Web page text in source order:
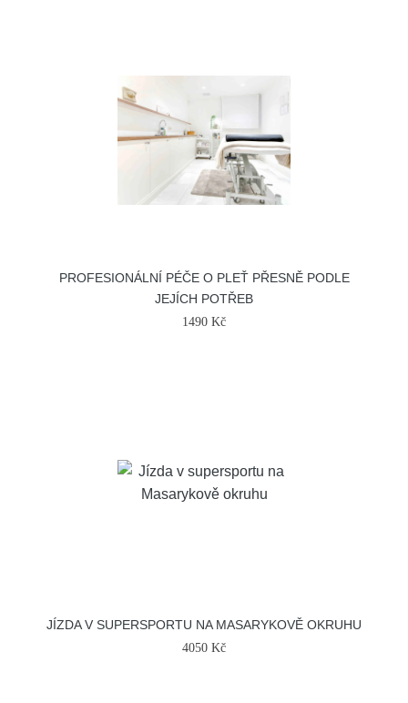
PROFESIONÁLNÍ PÉČE O PLEŤ PŘESNĚ PODLE
JEJÍCH POTŘEB
1490 Kč
JÍZDA V SUPERSPORTU NA MASARYKOVĚ OKRUHU
4050 Kč